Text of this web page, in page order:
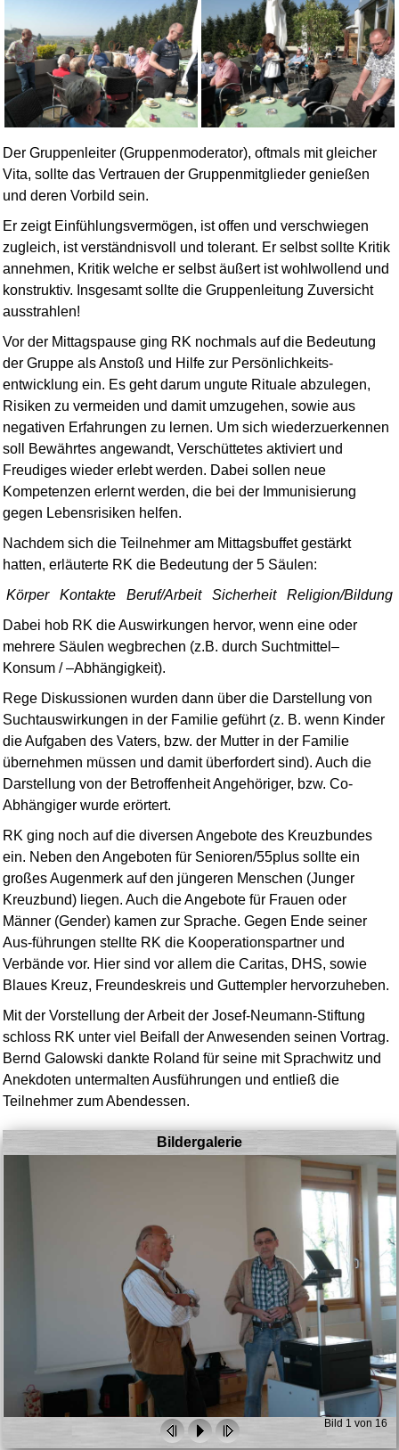
Der Gruppenleiter (Gruppenmoderator), oftmals mit gleicher
Vita, sollte das Vertrauen der Gruppen­mitglieder genießen
und deren Vorbild sein.
Er zeigt Einfühlungsvermögen, ist offen und verschwiegen
zugleich, ist verständnisvoll und tolerant. Er selbst sollte Kritik
annehmen, Kritik welche er selbst äußert ist wohlwollend und
konstruktiv. Insgesamt sollte die Gruppen­leitung Zuversicht
ausstrahlen!
Vor der Mittagspause ging RK nochmals auf die Bedeutung
der Gruppe als Anstoß und Hilfe zur Persönlich­keits­
entwicklung ein. Es geht darum ungute Rituale abzulegen,
Risiken zu vermeiden und damit umzugehen, sowie aus
negativen Erfahrungen zu lernen. Um sich wiederzuerkennen
soll Bewährtes angewandt, Verschüttetes aktiviert und
Freudiges wieder erlebt werden. Dabei sollen neue
Kompetenzen erlernt werden, die bei der Immunisierung
gegen Lebensrisiken helfen.
Nachdem sich die Teilnehmer am Mittagsbuffet gestärkt
hatten, erläuterte RK die Bedeutung der 5 Säulen:
Körper Kontakte Beruf/Arbeit Sicherheit Religion/Bildung
Dabei hob RK die Auswirkungen hervor, wenn eine oder
mehrere Säulen wegbrechen (z.B. durch Suchtmittel–
Konsum / –Abhängig­keit).
Rege Diskussionen wurden dann über die Darstellung von
Suchtauswirkungen in der Familie geführt (z. B. wenn Kinder
die Aufgaben des Vaters, bzw. der Mutter in der Familie
übernehmen müssen und damit überfordert sind). Auch die
Darstellung von der Betroffen­heit Angehöriger, bzw. Co-
Abhängiger wurde erörtert.
RK ging noch auf die diversen Angebote des Kreuzbundes
ein. Neben den Angeboten für Senioren/55plus sollte ein
großes Augenmerk auf den jüngeren Menschen (Junger
Kreuzbund) liegen. Auch die Angebote für Frauen oder
Männer (Gender) kamen zur Sprache. Gegen Ende seiner
Aus-führungen stellte RK die Koopera­tions­partner und
Verbände vor. Hier sind vor allem die Caritas, DHS, sowie
Blaues Kreuz, Freundeskreis und Guttempler hervorzuheben.
Mit der Vorstellung der Arbeit der Josef-Neumann-Stiftung
schloss RK unter viel Beifall der Anwesenden seinen Vortrag.
Bernd Galowski dankte Roland für seine mit Sprachwitz und
Anekdoten untermalten Ausführungen und entließ die
Teilnehmer zum Abendessen.
Bildergalerie
Bild 1 von 16